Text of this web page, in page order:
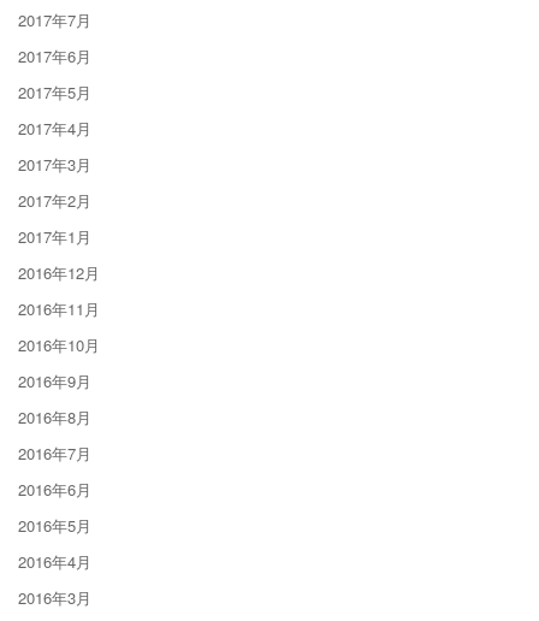
2017年7月
2017年6月
2017年5月
2017年4月
2017年3月
2017年2月
2017年1月
2016年12月
2016年11月
2016年10月
2016年9月
2016年8月
2016年7月
2016年6月
2016年5月
2016年4月
2016年3月